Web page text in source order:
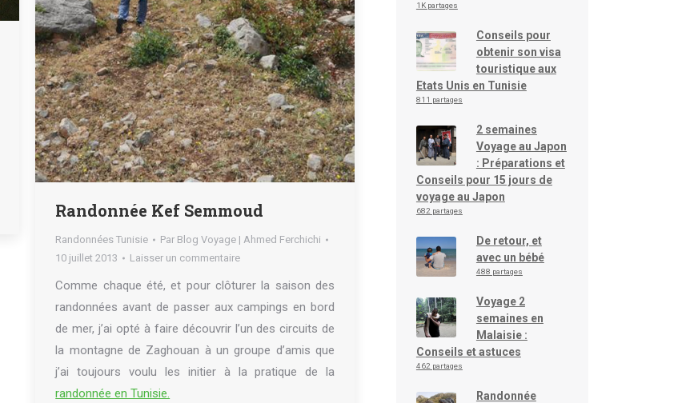
Randonnée Kef Semmoud
Randonnées Tunisie Par Blog Voyage | Ahmed Ferchichi
10 juillet 2013
Laisser un commentaire
Comme chaque été, et pour clôturer la saison des
randonnées avant de passer aux campings en bord
de mer, j’ai opté à faire découvrir l’un des circuits de
la montagne de Zaghouan à un groupe d’amis que
j’ai toujours voulu les initier à la pratique de la
randonnée en Tunisie.
1K partages
Conseils pour
obtenir son visa
touristique aux
Etats Unis en Tunisie
811 partages
2 semaines
Voyage au Japon
: Préparations et
Conseils pour 15 jours de
voyage au Japon
682 partages
De retour, et
avec un bébé
488 partages
Voyage 2
semaines en
Malaisie :
Conseils et astuces
462 partages
Randonnée